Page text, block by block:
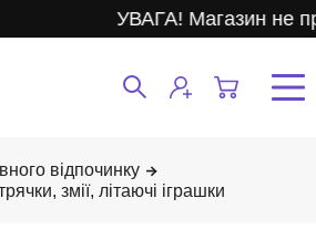
УВАГА! Магазин не
відпочинку
змії, літаючі іграшки